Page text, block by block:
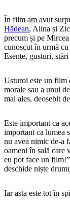
În film am avut
Hădean, Alina și
precum și pe
cunoscut în urmă
Esențe, gusturi,
Usturoi este un film
morale sau a unui
mai ales, deosebit
Este important ca
important ca lumea
nu avea nimic de-a
oameni în sală care
eu pot face un
deschide niște
Iar asta este tot în